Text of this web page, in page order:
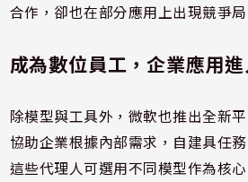
合作，卻也在部分應用上出現競爭局
成為數位員工，企業應用
除模型與工具外，微軟也推出全新
協助企業根據內部需求，自建具任
這些代理人可選用不同模型作為核